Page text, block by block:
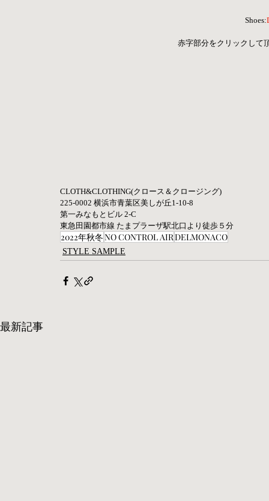
Shoes:
赤字部分をクリックして
CLOTH&CLOTHING(クロース＆クロージング)
225-0002 横浜市青葉区美しが丘1-10-8
第一みなもとビル 2-C
東急田園都市線 たまプラーザ駅北口より徒歩５分
2022年秋冬NO CONTROL AIRDELMONACO
STYLE SAMPLE
最新記事